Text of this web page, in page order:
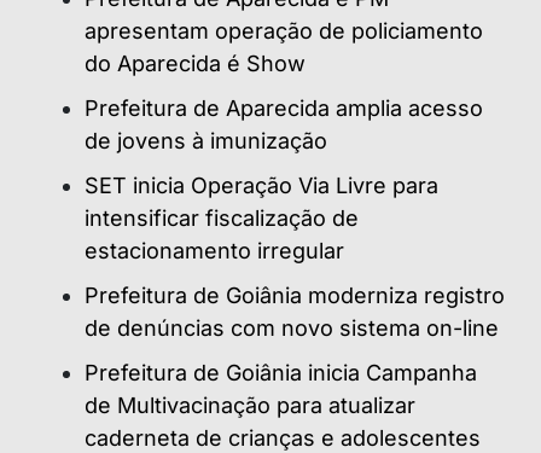
apresentam operação de policiamento
do Aparecida é Show
Prefeitura de Aparecida amplia acesso
de jovens à imunização
SET inicia Operação Via Livre para
intensificar fiscalização de
estacionamento irregular
Prefeitura de Goiânia moderniza registro
de denúncias com novo sistema on-line
Prefeitura de Goiânia inicia Campanha
de Multivacinação para atualizar
caderneta de crianças e adolescentes